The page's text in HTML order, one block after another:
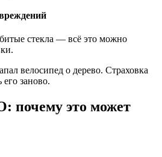
стекла — всё это можно
велосипед о дерево. Страховка
заново.
это может